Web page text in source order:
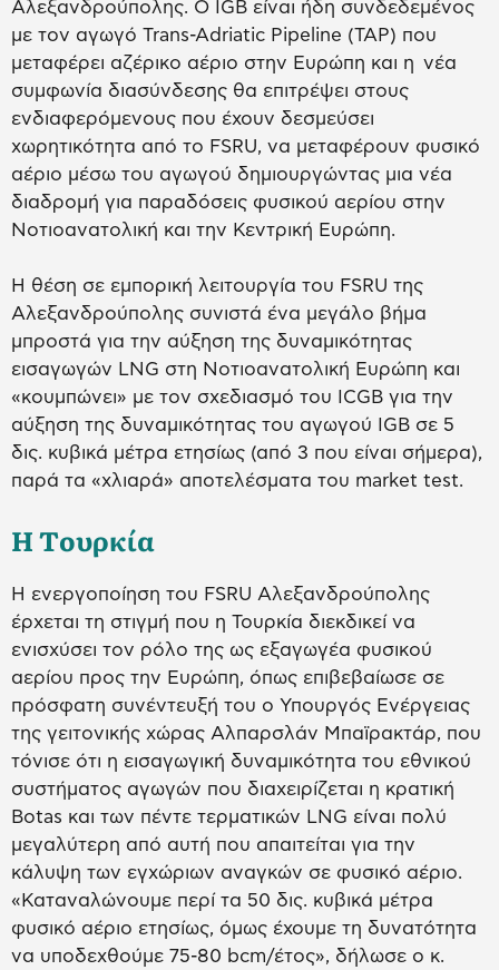
Αλεξανδρούπολης. Ο IGB είναι ήδη συνδεδεμένος
με τον αγωγό Trans-Adriatic Pipeline (TAP) που
μεταφέρει αζέρικο αέριο στην Ευρώπη και η νέα
συμφωνία διασύνδεσης θα επιτρέψει στους
ενδιαφερόμενους που έχουν δεσμεύσει
χωρητικότητα από το FSRU, να μεταφέρουν φυσικό
αέριο μέσω του αγωγού δημιουργώντας μια νέα
διαδρομή για παραδόσεις φυσικού αερίου στην
Νοτιοανατολική και την Κεντρική Ευρώπη.
Η θέση σε εμπορική λειτουργία του FSRU της
Αλεξανδρούπολης συνιστά ένα μεγάλο βήμα
μπροστά για την αύξηση της δυναμικότητας
εισαγωγών LNG στη Νοτιοανατολική Ευρώπη και
«κουμπώνει» με τον σχεδιασμό του ICGB για την
αύξηση της δυναμικότητας του αγωγού IGB σε 5
δις. κυβικά μέτρα ετησίως (από 3 που είναι σήμερα),
παρά τα «χλιαρά» αποτελέσματα του market test.
H Tουρκία
Η ενεργοποίηση του FSRU Αλεξανδρούπολης
έρχεται τη στιγμή που η Τουρκία διεκδικεί να
ενισχύσει τον ρόλο της ως εξαγωγέα φυσικού
αερίου προς την Ευρώπη, όπως επιβεβαίωσε σε
πρόσφατη συνέντευξή του ο Υπουργός Ενέργειας
της γειτονικής χώρας Αλπαρσλάν Μπαϊρακτάρ, που
τόνισε ότι η εισαγωγική δυναμικότητα του εθνικού
συστήματος αγωγών που διαχειρίζεται η κρατική
Botas και των πέντε τερματικών LNG είναι πολύ
μεγαλύτερη από αυτή που απαιτείται για την
κάλυψη των εγχώριων αναγκών σε φυσικό αέριο.
«Καταναλώνουμε περί τα 50 δις. κυβικά μέτρα
φυσικό αέριο ετησίως, όμως έχουμε τη δυνατότητα
να υποδεχθούμε 75-80 bcm/έτος», δήλωσε ο κ.